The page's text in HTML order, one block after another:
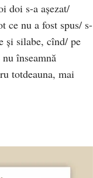
doi s-a aşezat/
ce nu a fost spus/ s-
şi silabe, cînd/ pe
înseamnă
totdeauna, mai